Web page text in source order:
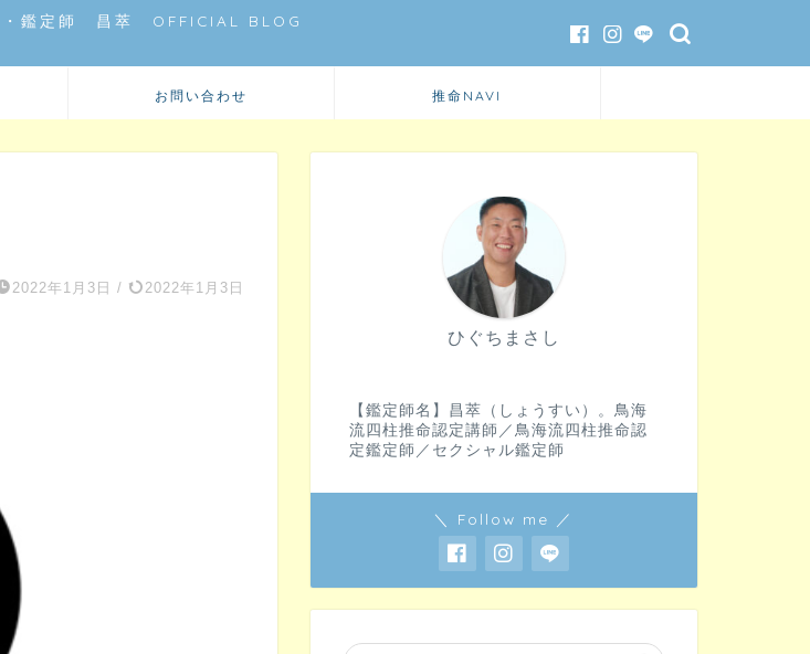
・鑑定師 昌萃 OFFICIAL BLOG
お問い合わせ 推命NAVI
2022年1月3日 / 2022年1月3日
ひぐちまさし
【鑑定師名】昌萃（しょうすい）。鳥海
流四柱推命認定講師／鳥海流四柱推命認
定鑑定師／セクシャル鑑定師
＼ Follow me ／